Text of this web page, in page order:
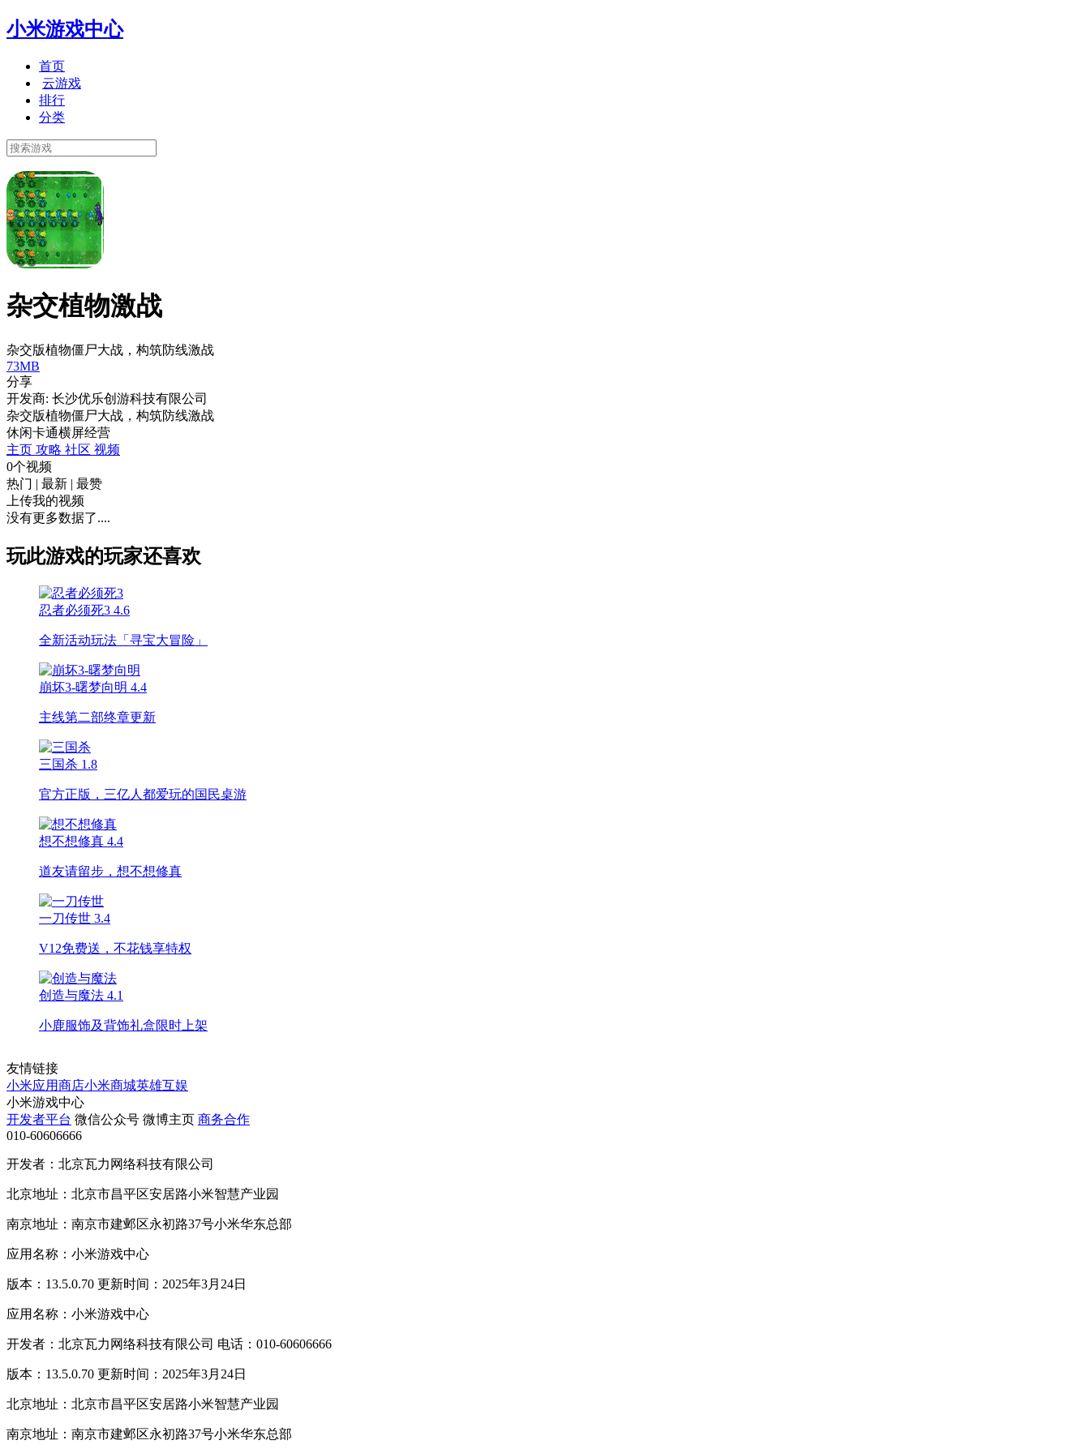
小米游戏中心
首页
云游戏
排行
分类
杂交植物激战
杂交版植物僵尸大战，构筑防线激战
73MB
分享
开发商: 长沙优乐创游科技有限公司
杂交版植物僵尸大战，构筑防线激战
休闲卡通横屏经营
主页 攻略 社区 视频
0个视频
热门 | 最新 | 最赞
上传我的视频
没有更多数据了....
玩此游戏的玩家还喜欢
忍者必须死3 4.6
全新活动玩法「寻宝大冒险」
崩坏3-曙梦向明 4.4
主线第二部终章更新
三国杀 1.8
官方正版，三亿人都爱玩的国民桌游
想不想修真 4.4
道友请留步，想不想修真
一刀传世 3.4
V12免费送，不花钱享特权
创造与魔法 4.1
小鹿服饰及背饰礼盒限时上架
友情链接
小米应用商店小米商城英雄互娱
小米游戏中心
开发者平台 微信公众号 微博主页 商务合作
010-60606666
开发者：北京瓦力网络科技有限公司
北京地址：北京市昌平区安居路小米智慧产业园
南京地址：南京市建邺区永初路37号小米华东总部
应用名称：小米游戏中心
版本：13.5.0.70 更新时间：2025年3月24日
应用名称：小米游戏中心
开发者：北京瓦力网络科技有限公司 电话：010-60606666
版本：13.5.0.70 更新时间：2025年3月24日
北京地址：北京市昌平区安居路小米智慧产业园
南京地址：南京市建邺区永初路37号小米华东总部